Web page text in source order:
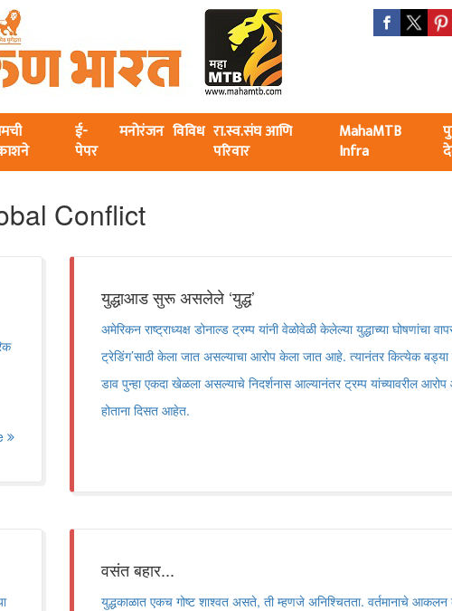
ई-
पेपर
मनोरंजन विविध रा.स्व.संघ आणि
परिवार
MahaMTB
Infra
Conflict
युद्धाआड सुरू असलेले ‌‘युद्ध‌’
अमेरिकन राष्ट्राध्यक्ष डोनाल्ड ट्रम्प यांनी वेळोवेळी केलेल्या युद्धाच्या घोषणांचा
ट्रेडिंग‌’साठी केला जात असल्याचा आरोप केला जात आहे. त्यानंतर कित्येक बड्या
डाव पुन्हा एकदा खेळला असल्याचे निदर्शनास आल्यानंतर ट्रम्प यांच्यावरील
होताना दिसत आहेत.
वसंत बहार...
युद्धकाळात एकच गोष्ट शाश्वत असते, ती म्हणजे अनिश्चितता. वर्तमानाचे आकलन